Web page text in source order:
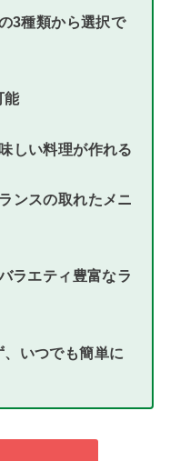
3種類から選択で
能
しい料理が作れる
ンスの取れたメニ
ラエティ豊富なラ
、いつでも簡単に